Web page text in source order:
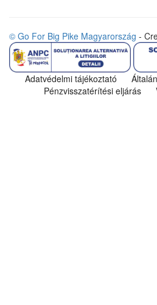
© Go For Big Pike Magyarország -
Adatvédelmi tájékoztató
Pénzvisszatérítési eljárás